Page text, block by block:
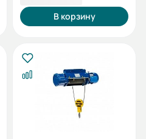
В корзину